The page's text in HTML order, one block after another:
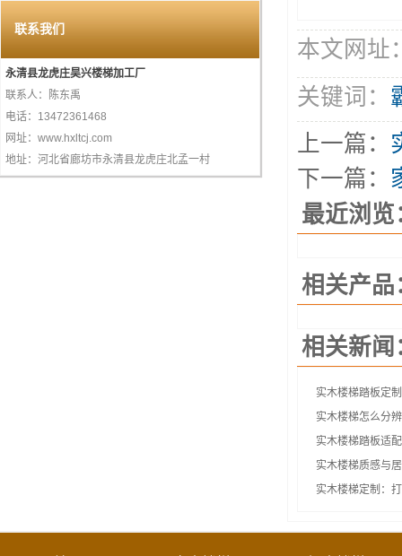
联系我们
永清县龙虎庄昊兴楼梯加工厂
联系人：陈东禹
电话：13472361468
网址：www.hxltcj.com
地址：河北省廊坊市永清县龙虎庄北孟一村
本文网址
关键词：
上一篇：
下一篇：
最近浏览
相关产品
相关新闻
实木楼梯踏板定
实木楼梯怎么分
实木楼梯踏板适
实木楼梯质感与
实木楼梯定制：